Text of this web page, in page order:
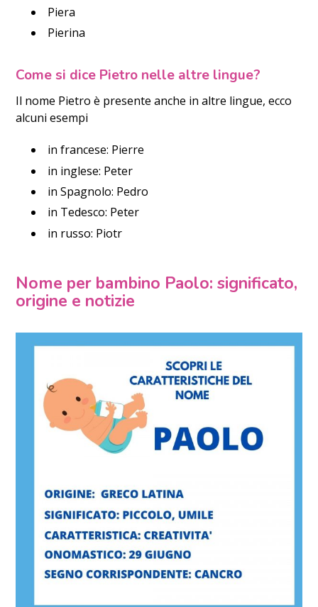
Piera
Pierina
Come si dice Pietro nelle altre lingue?
Il nome Pietro è presente anche in altre lingue, ecco
alcuni esempi
in francese: Pierre
in inglese: Peter
in Spagnolo: Pedro
in Tedesco: Peter
in russo: Piotr
Nome per bambino Paolo: significato,
origine e notizie